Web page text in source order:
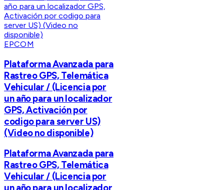
EPCOM
Plataforma Avanzada para
Rastreo GPS, Telemática
Vehicular / (Licencia por
un año para un localizador
GPS, Activación por
codigo para server US)
(Video no disponible)
Plataforma Avanzada para
Rastreo GPS, Telemática
Vehicular / (Licencia por